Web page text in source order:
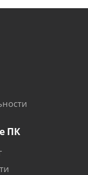
ПК